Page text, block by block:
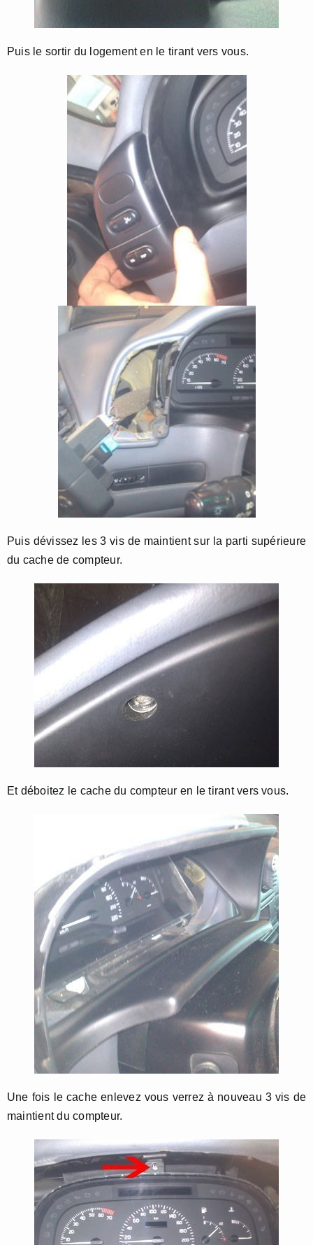
Puis le sortir du logement en le tirant vers vous.
Puis dévissez les 3 vis de maintient sur la parti supérieure
du cache de compteur.
Et déboitez le cache du compteur en le tirant vers vous.
Une fois le cache enlevez vous verrez à nouveau 3 vis de
maintient du compteur.